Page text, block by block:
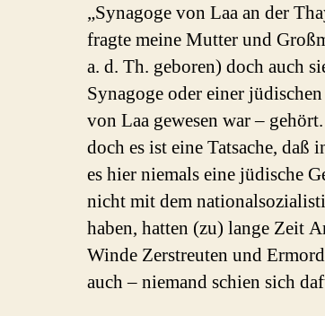
„Synagoge von Laa an der
fragte meine Mutter und
a. d. Th. geboren) doch auch
Synagoge oder einer
von Laa gewesen war –
doch es ist eine Tatsache, daß
es hier niemals eine jüdische
nicht mit dem
haben, hatten (zu) lange Zeit
Winde Zerstreuten und
auch – niemand schien sich